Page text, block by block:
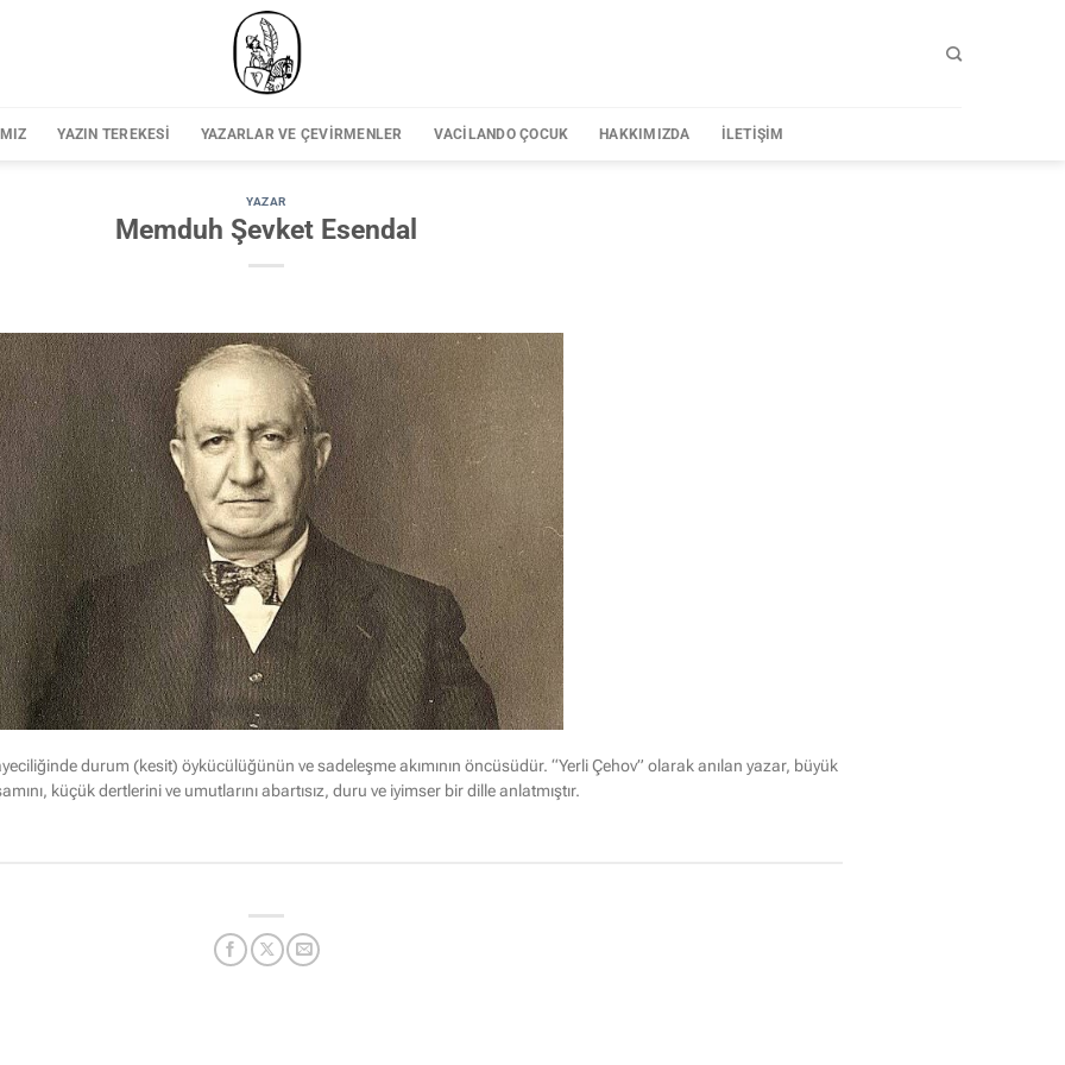
YAZIN TEREKESI YAZARLAR VE ÇEVIRMENLER VACILANDO ÇOCUK HAKKIMIZDA İLETIŞIM
YAZAR
Memduh Şevket Esendal
durum (kesit) öykücülüğünün ve sadeleşme akımının öncüsüdür. “Yerli Çehov” olarak anılan yazar, büyük
küçük dertlerini ve umutlarını abartısız, duru ve iyimser bir dille anlatmıştır.